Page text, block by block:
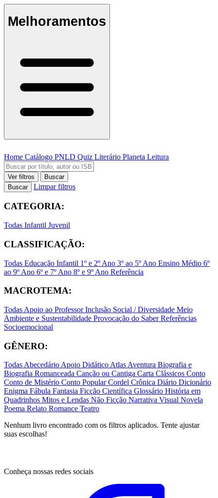
Melhoramentos
Home Catálogo PNLD Quiz Literário Planeta Leitura
Ver filtros
Buscar
Buscar
Limpar filtros
CATEGORIA:
Todas Infantil Juvenil
CLASSIFICAÇÃO:
Todas Educação Infantil 1º e 2º Ano 3º ao 5º Ano Ensino Médio 6º
ao 9º Ano 6º e 7º Ano 8º e 9º Ano Referência
MACROTEMA:
Todas Apoio ao ProfessorInclusão Social / Diversidade Meio
Ambiente e Sustentabilidade Provocação do SaberReferências
Socioemocional
GÊNERO:
TodasAbecedárioApoio DidáticoAtlasAventura Biografia e
Biografia Romanceada Canção ou Cantiga Carta Clássicos Conto
Conto de Mistério Conto PopularCordel Crônica Diário Dicionário
Enigma Fábula Fantasia Ficção Científica Glossário História em
Quadrinhos Mitos e Lendas Não Ficção Narrativa Visual Novela
Poema Relato Romance Teatro
Nenhum livro encontrado com os filtros aplicados. Tente ajustar
suas escolhas!
Conheça nossas redes sociais